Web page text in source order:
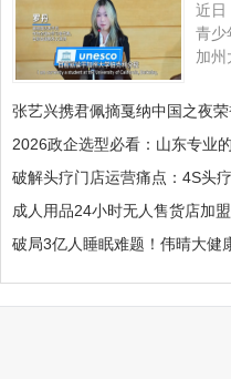
近日
青少
加州
张艺兴携君佩摘戛纳中国之夜
2026政企选型必看：山东专业
破解头疗门店运营痛点：4S头
成人用品24小时无人售货店加
破局3亿人睡眠难题！伟晴大健